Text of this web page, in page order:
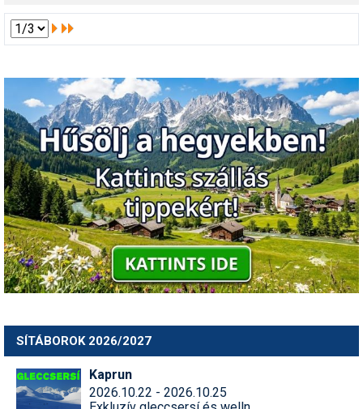
SÍTÁBOROK 2026/2027
Kaprun
2026.10.22 - 2026.10.25